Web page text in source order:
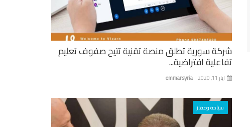
شركة سورية تطلق منصة تقنية تتيح صفوف تعليم
تفاعلية افتراضية...
emmarsyria ايار 11, 2020
سياحة وعقار